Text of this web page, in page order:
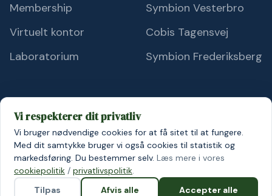
Membership
Virtuelt kontor
Laboratorium
Symbion Vesterbro
Cobis Tagensvej
Symbion Frederiksberg
© 2026 Symbion A/S Persondatapolitik Cookiepolitik
Vi respekterer dit privatliv
Vi bruger nødvendige cookies for at få sitet til at fungere.
Med dit samtykke bruger vi også cookies til statistik og
markedsføring. Du bestemmer selv. Læs mere i vores
cookiepolitik / privatlivspolitik.
Tilpas
Afvis alle Accepter alle